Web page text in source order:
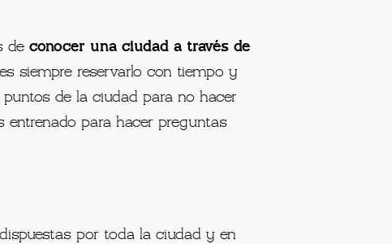
deconocer una ciudad a través de
siempre reservarlo con tiempo y
de la ciudad para no hacer
entrenado para hacer preguntas
dispuestas por toda la ciudad y en